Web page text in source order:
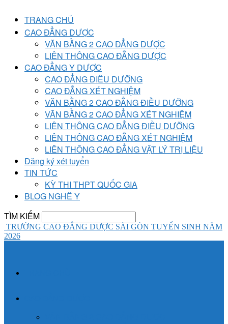
TRANG CHỦ
CAO ĐẲNG DƯỢC
VĂN BẰNG 2 CAO ĐẲNG DƯỢC
LIÊN THÔNG CAO ĐẲNG DƯỢC
CAO ĐẲNG Y DƯỢC
CAO ĐẲNG ĐIỀU DƯỠNG
CAO ĐẲNG XÉT NGHIỆM
VĂN BẰNG 2 CAO ĐẲNG ĐIỀU DƯỠNG
VĂN BẰNG 2 CAO ĐẲNG XÉT NGHIỆM
LIÊN THÔNG CAO ĐẲNG ĐIỀU DƯỠNG
LIÊN THÔNG CAO ĐẲNG XÉT NGHIỆM
LIÊN THÔNG CAO ĐẲNG VẬT LÝ TRỊ LIỆU
Đăng ký xét tuyển
TIN TỨC
KỲ THI THPT QUỐC GIA
BLOG NGHỀ Y
TÌM KIẾM
TRƯỜNG CAO ĐẲNG DƯỢC SÀI GÒN TUYỂN SINH NĂM
2026